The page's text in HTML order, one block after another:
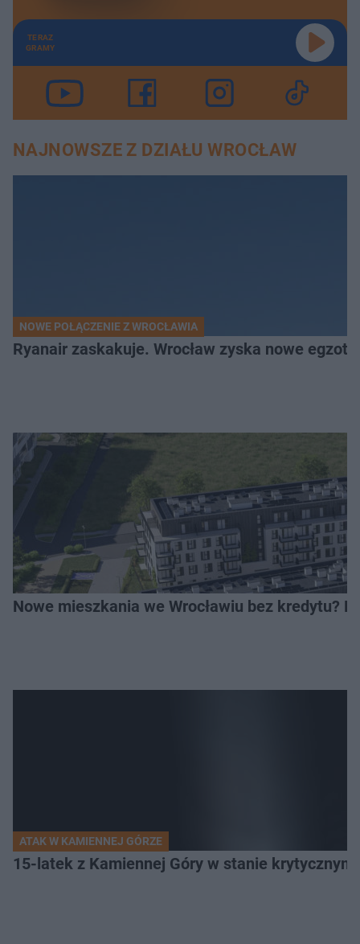
TERAZ
GRAMY
NAJNOWSZE Z DZIAŁU WROCŁAW
NOWE POŁĄCZENIE Z WROCŁAWIA
Ryanair zaskakuje. Wrocław zyska nowe
Nowe mieszkania we Wrocławiu bez kredytu?
ATAK W KAMIENNEJ GÓRZE
15-latek z Kamiennej Góry w stanie